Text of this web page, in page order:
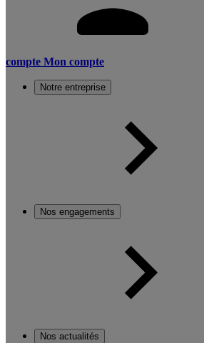
compte Mon compte
Notre entreprise
Nos engagements
Nos actualités